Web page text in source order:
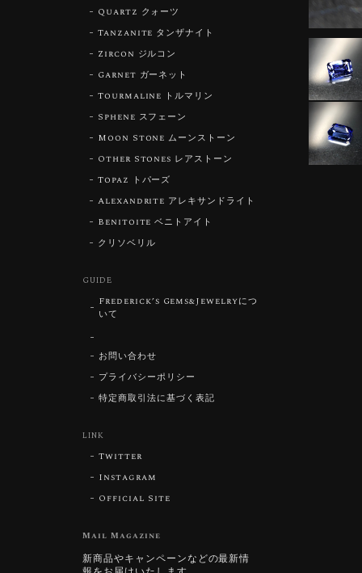
Quartz クォーツ
Tanzanite タンザナイト
Zircon ジルコン
Garnet ガーネット
Tourmaline トルマリン
Sphene スフェーン
Moon Stone ムーンストーン
Other Stones レアストーン
Topaz トパーズ
Alexandrite アレキサンドライト
Benitoite ベニトアイト
クリソベリル
GUIDE
Frederick’s Gems&Jewelryにつ
いて
お問い合わせ
プライバシーポリシー
特定商取引法に基づく表記
LINK
Twitter
Instagram
Official Site
Mail Magazine
新商品やキャンペーンなどの最新情